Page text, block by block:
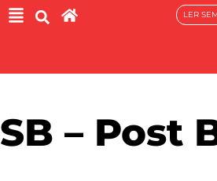
LER
SB – Post